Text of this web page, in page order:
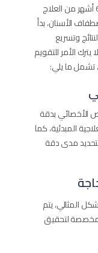
نجحت تجربتي مع التقويم الشفاف​ بعد مرور 6 أشهر من العلاج
الأسنان، بدأ
وتسريع
الأمر للتقويم
تشمل ما يلي:
الأخصائي بدقة
المبدئية، كما
مدى دقة
المثالي، يتم
مخصصة لتحقيق